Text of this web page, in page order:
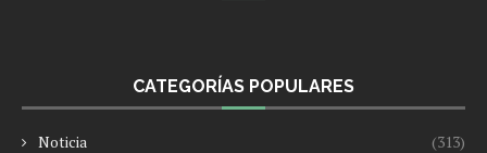
CATEGORÍAS POPULARES
Noticia
(313)